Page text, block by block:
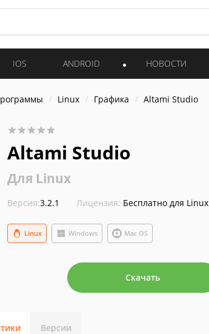
IOS ANDROID НОВОСТИ
Linux Графика Altami Studio
Altami Studio
Для Linux
Версия:3.2.1 Лицензия: Бесплатно для Linux
Windows
Linux Mac OS
Скачать
Версии